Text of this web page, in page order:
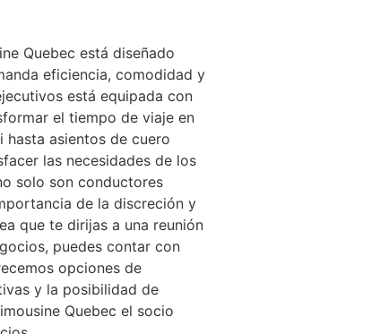
Quebec está diseñado
eficiencia, comodidad y
está equipada con
el tiempo de viaje en
asientos de cuero
las necesidades de los
solo son conductores
de la discreción y
que te dirijas a una reunión
puedes contar con
opciones de
y la posibilidad de
Quebec el socio